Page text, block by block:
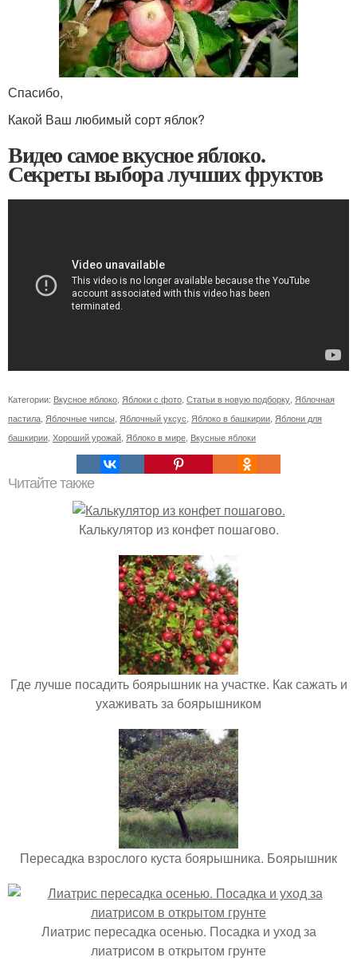
Спасибо,
Какой Ваш любимый сорт яблок?
Видео самое вкусное яблоко.
Секреты выбора лучших фруктов
Категории: Вкусное яблоко Яблоки с фото Статьи в новую подборку Яблочная
пастила Яблочные чипсы Яблочный уксус Яблоко в башкирии Яблони для
башкирии Хороший урожай Яблоко в мире Вкусные яблоки
Читайте также
Калькулятор из конфет пошагово.
Где лучше посадить боярышник на участке. Как сажать и
ухаживать за боярышником
Пересадка взрослого куста боярышника. Боярышник
Лиатрис пересадка осенью. Посадка и уход за
лиатрисом в открытом грунте